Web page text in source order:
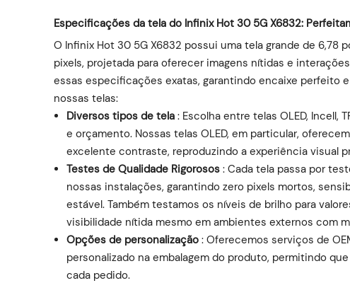
Especificações da tela do Infinix Hot 30 5G X6832:
O Infinix Hot 30 5G X6832 possui uma tela grande de 6,78
pixels, projetada para oferecer imagens nítidas e
essas especificações exatas, garantindo encaixe perfeito
nossas telas:
Diversos tipos de tela : Escolha entre telas OLED, Incell,
e orçamento. Nossas telas OLED, em particular,
excelente contraste, reproduzindo a experiência visual
Testes de Qualidade Rigorosos : Cada tela passa por
nossas instalações, garantindo zero pixels mortos,
estável. Também testamos os níveis de brilho para
visibilidade nítida mesmo em ambientes externos com
Opções de personalização : Oferecemos serviços de
personalizado na embalagem do produto, permitindo
cada pedido.